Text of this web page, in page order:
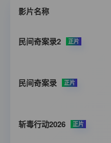
影片名称
民间奇案录2 正片
民间奇案录 正片
斩毒行动2026 正片